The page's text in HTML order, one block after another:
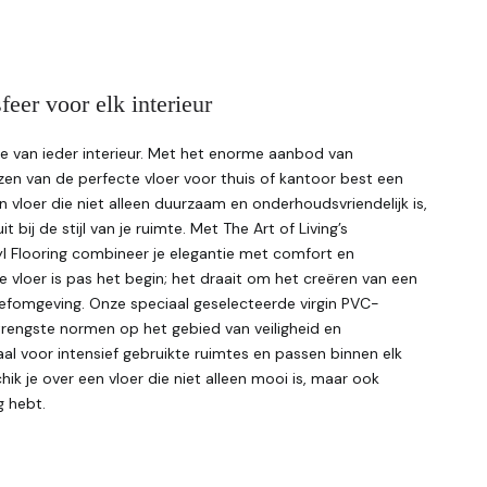
voor elk interieur
van ieder interieur. Met het enorme aanbod van
van de perfecte vloer voor thuis of kantoor best een
vloer die niet alleen duurzaam en onderhoudsvriendelijk is,
bij de stijl van je ruimte. Met The Art of Living’s
Flooring combineer je elegantie met comfort en
vloer is pas het begin; het draait om het creëren van een
Onze speciaal geselecteerde virgin PVC-
normen op het gebied van veiligheid en
voor intensief gebruikte ruimtes en passen binnen elk
je over een vloer die niet alleen mooi is, maar ook
hebt.